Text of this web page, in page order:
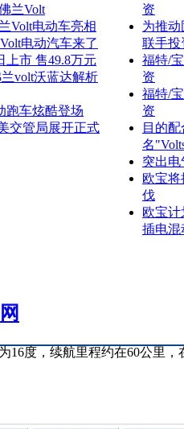
兰Volt
Volt电动车亮相
电动汽车来了
上市 售49.8万元
volt沃蓝达解析
跑车炫酷登场
交管局展开正式
资
为推动
联手投
福特/
资
福特/
资
目的
名
突出电
欧宝
伐
欧宝
插电混
16度，续航里程约在60公里